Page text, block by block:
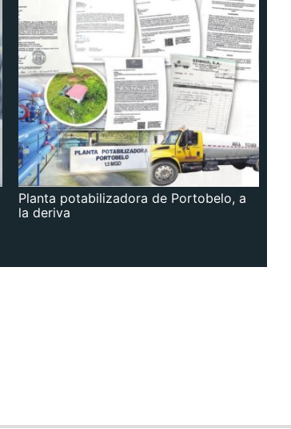
Planta potabilizadora de Portobelo, a
la deriva